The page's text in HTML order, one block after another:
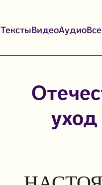
ТекстыВидеоАудио
уход